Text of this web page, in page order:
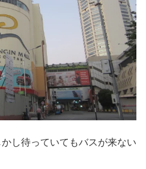
し待っていてもバスが来ない